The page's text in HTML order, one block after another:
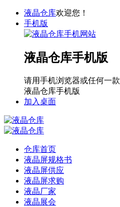
液晶仓库欢迎您！
手机版
液晶仓库手机版
请用手机浏览器或任何一
液晶仓库手机版
加入桌面
仓库首页
液晶屏规格书
液晶屏供应
液晶屏求购
液晶厂家
液晶展会